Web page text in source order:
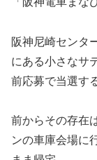
阪神尼崎センタ
にある小さなサ
前応募で当選す
前からその存在
ンの車庫会場に